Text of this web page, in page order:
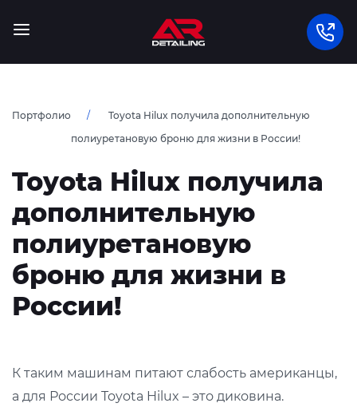
Портфолио
Toyota Hilux получила дополнительную
полиуретановую броню для жизни в России!
Toyota Hilux получила
дополнительную
полиуретановую
броню для жизни в
России!
К таким машинам питают слабость американцы,
а для России Toyota Hilux – это диковина.